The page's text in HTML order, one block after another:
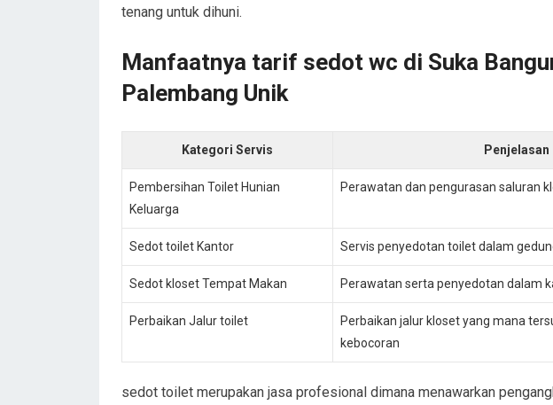
tenang untuk dihuni.
Manfaatnya tarif sedot wc di Suka
Palembang Unik
Kategori Servis Penjelasan
Pembersihan Toilet Hunian
Keluarga
Perawatan dan pengurasan saluran
Sedot toilet Kantor Servis penyedotan toilet dalam
Sedot kloset Tempat Makan Perawatan serta penyedotan dalam
Perbaikan Jalur toilet
Perbaikan jalur kloset yang mana
kebocoran
sedot toilet merupakan jasa profesional dimana menawarkan